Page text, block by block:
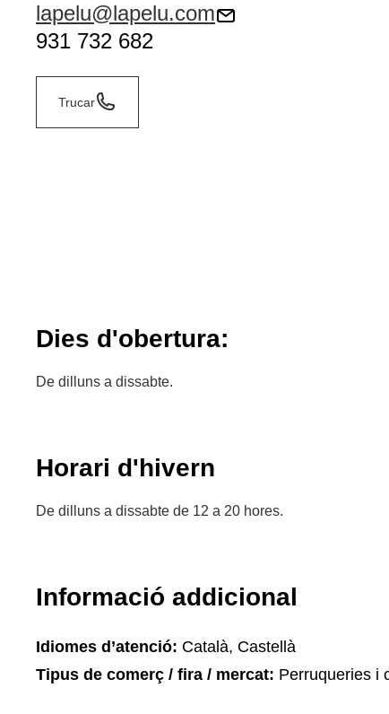
lapelu@lapelu.com
931 732 682
Trucar
Dies d'obertura:
De dilluns a dissabte.
Horari d'hivern
De dilluns a dissabte de 12 a 20 hores.
Informació addicional
Idiomes d’atenció: Català, Castellà
Tipus de comerç / fira / mercat: Perruqueries i